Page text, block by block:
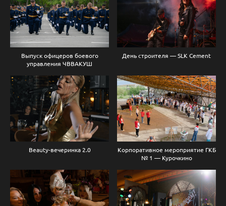
Выпуск офицеров боевого
управления ЧВВАКУШ
День строителя — SLK Cement
Beauty-вечеринка 2.0
Корпоративное мероприятие ГКБ
№ 1 — Курочкино